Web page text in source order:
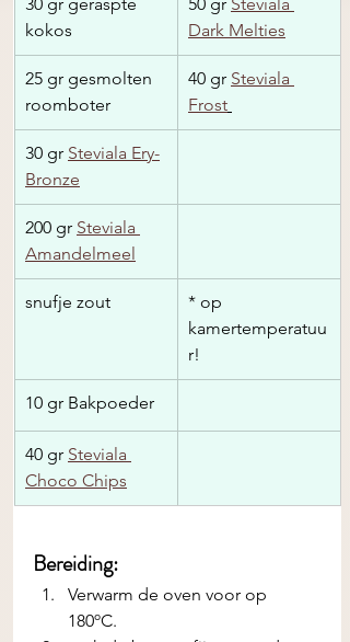
kokos
Dark Melties
25 gr gesmolten
roomboter
40 gr Steviala
Frost
30 gr Steviala Ery-
Bronze
200 gr Steviala
Amandelmeel
snufje zout
* op
kamertemperatuu
r!
10 gr Bakpoeder
40 gr Steviala
Choco Chips
Bereiding:
Verwarm de oven voor op
180ºC.